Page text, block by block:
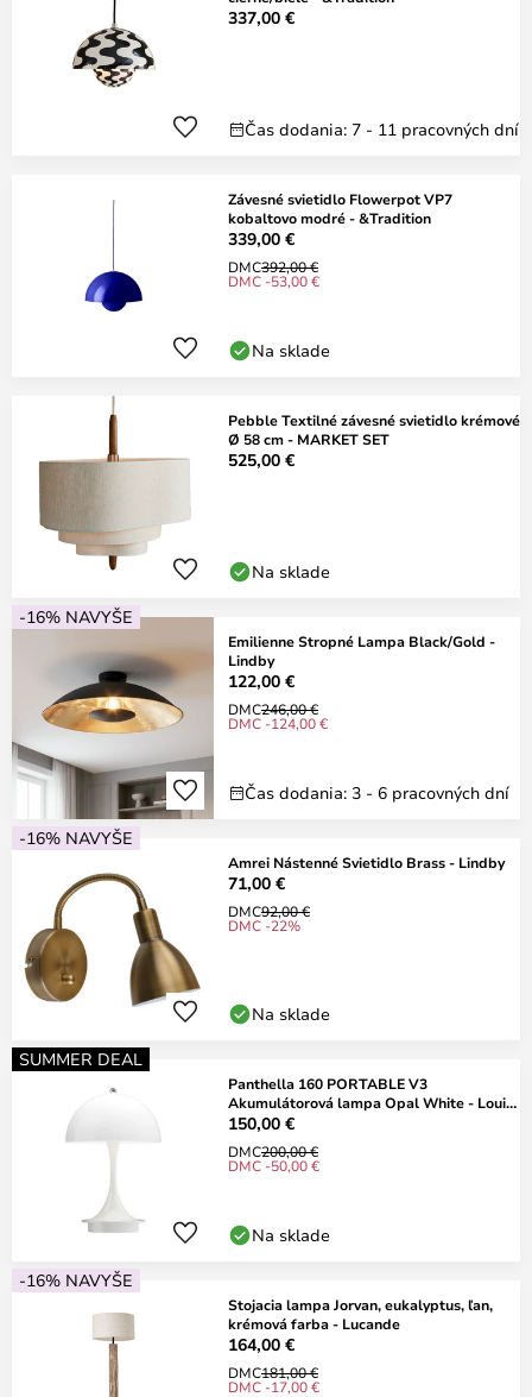
337,00 €
Čas dodania: 7 - 11 pracovných dní
Závesné svietidlo Flowerpot VP7
kobaltovo modré - &Tradition
339,00 €
DMC392,00 €
DMC -53,00 €
Na sklade
Pebble Textilné závesné svietidlo krémové
Ø 58 cm - MARKET SET
525,00 €
Na sklade
-16% NAVYŠE
Emilienne Stropné Lampa Black/Gold -
Lindby
122,00 €
DMC246,00 €
DMC -124,00 €
Čas dodania: 3 - 6 pracovných dní
-16% NAVYŠE
Amrei Nástenné Svietidlo Brass - Lindby
71,00 €
DMC92,00 €
DMC -22%
Na sklade
SUMMER DEAL
Panthella 160 PORTABLE V3
Akumulátorová lampa Opal White - Louis
Poulsen
150,00 €
DMC200,00 €
DMC -50,00 €
Na sklade
-16% NAVYŠE
Stojacia lampa Jorvan, eukalyptus, ľan,
krémová farba - Lucande
164,00 €
DMC181,00 €
DMC -17,00 €